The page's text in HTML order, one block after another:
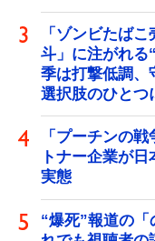
「ゾンビたば
斗」に注がれ
季は打撃低調
選択肢のひとつ
「プーチンの
トナー企業が
実態
“爆死”報道の